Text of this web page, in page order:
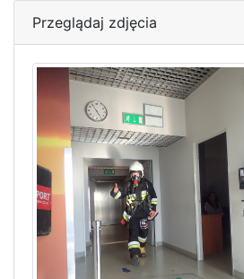
Przeglądaj zdjęcia